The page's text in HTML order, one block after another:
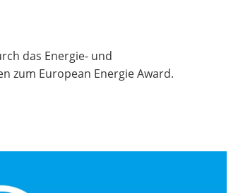
das Energie- und
zum European Energie Award.